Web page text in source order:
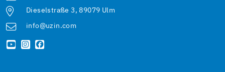
Dieselstraße 3, 89079 Ulm
info@uzin.com